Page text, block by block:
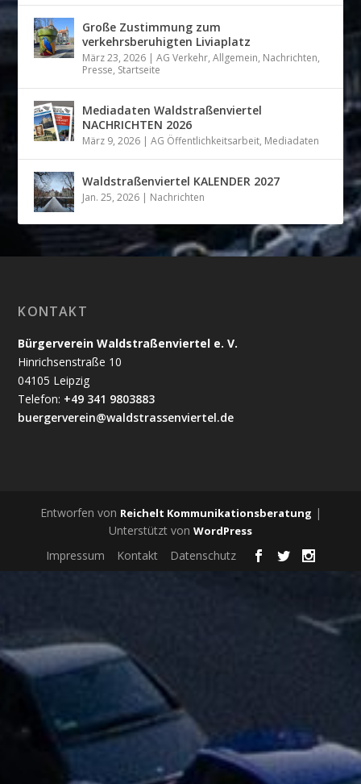
Große Zustimmung zum
verkehrsberuhigten Liviaplatz
März 23, 2026 |AG Verkehr,Allgemein, Nachrichten,
Presse, Startseite
Mediadaten Waldstraßenviertel
NACHRICHTEN 2026
März 9, 2026 |AG Öffentlichkeitsarbeit, Mediadaten
Waldstraßenviertel KALENDER 2027
Jan. 25, 2026 | Nachrichten
KONTAKT
Bürgerverein Waldstraßenviertel e. V.
Hinrichsenstraße 10
04105 Leipzig
Telefon: +49 341 9803883
buergerverein@waldstrassenviertel.de
Entworfen von Reichelt Kommunikationsberatung |
Unterstützt von WordPress
Impressum Kontakt Datenschutz